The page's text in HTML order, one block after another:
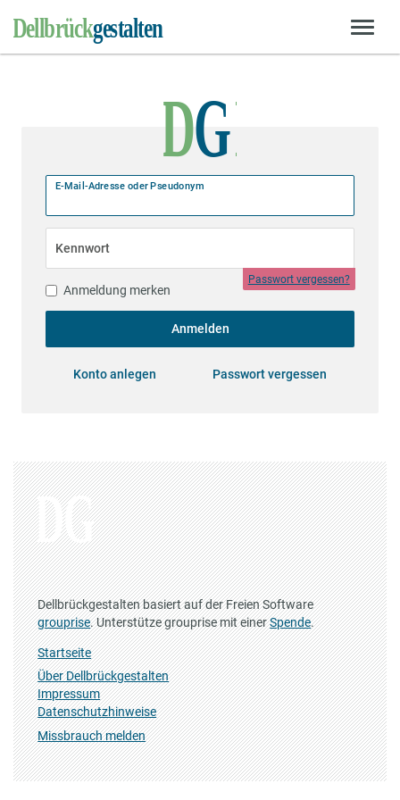
E-Mail-Adresse oder Pseudonym
Kennwort
Passwort vergessen?
Anmeldung merken
Anmelden
Konto anlegen Passwort vergessen
Dellbrückgestalten basiert auf der Freien Software
grouprise. Unterstütze grouprise mit einerSpende.
Startseite
Über Dellbrückgestalten
Impressum
Datenschutzhinweise
Missbrauch melden